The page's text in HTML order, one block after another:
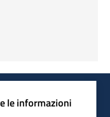
le informazioni